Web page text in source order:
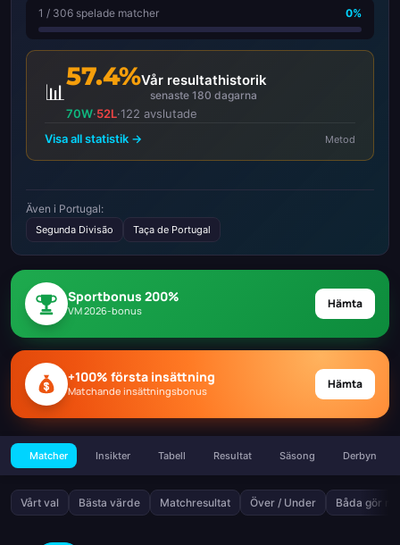
1 / 306 spelade matcher 0%
📊
57.4%Vår resultathistorik
senaste 180 dagarna
70W·52L·122 avslutade
Visa all statistik →
Metod
Även i Portugal:
Segunda Divisão Taça de Portugal
Sportbonus 200%
VM 2026-bonus Hämta
+100% första insättning
Matchande insättningsbonus Hämta
Matcher Insikter Tabell Resultat Säsong Derbyn
Vårt val Bästa värde Matchresultat Över / Under Båda gör